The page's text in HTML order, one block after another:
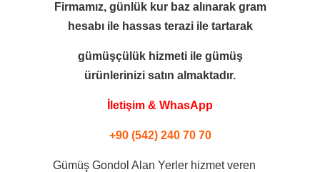
Firmamız, günlük kur baz alınarak gram
hesabı ile hassas terazi ile tartarak
gümüşçülük hizmeti ile gümüş
ürünlerinizi satın almaktadır.
İletişim & WhasApp
+90 (542) 240 70 70
Gümüş Gondol Alan Yerler hizmet veren